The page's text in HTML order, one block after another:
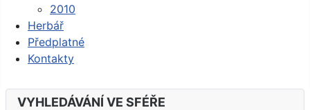
2010
Herbář
Předplatné
Kontakty
VYHLEDÁVÁNÍ VE SFÉŘE